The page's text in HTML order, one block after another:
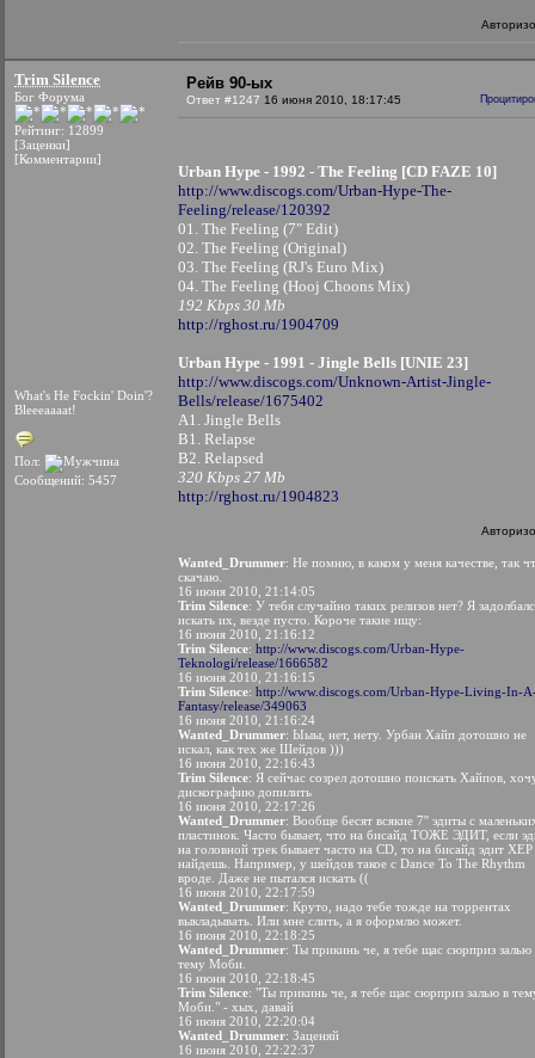
Trim Silence
Бог Форума
Рейтинг: 12899
[Заценки]
[Комментарии]
What's He Fockin' Doin'?
Bleeeaaaat!
Пол:
Сообщений: 5457
Рейв 90-ых
Ответ #1247 16 июня 2010, 18:17:45
Urban Hype - 1992 - The Feeling [CD FAZE 10]
http://www.discogs.com/Urban-Hype-The-
Feeling/release/120392
01. The Feeling (7" Edit)
02. The Feeling (Original)
03. The Feeling (RJ's Euro Mix)
04. The Feeling (Hooj Choons Mix)
192 Kbps 30 Mb
http://rghost.ru/1904709
Urban Hype - 1991 - Jingle Bells [UNIE 23]
http://www.discogs.com/Unknown-Artist-Jingle-
Bells/release/1675402
A1. Jingle Bells
B1. Relapse
B2. Relapsed
320 Kbps 27 Mb
http://rghost.ru/1904823
Wanted_Drummer: Не помню, в каком у меня качестве, так
скачаю.
16 июня 2010, 21:14:05
Trim Silence: У тебя случайно таких релизов нет? Я
искать их, везде пусто. Короче такие ищу:
16 июня 2010, 21:16:12
Trim Silence: http://www.discogs.com/Urban-Hype-
Teknologi/release/1666582
16 июня 2010, 21:16:15
Trim Silence: http://www.discogs.com/Urban-Hype-Living-In-
Fantasy/release/349063
16 июня 2010, 21:16:24
Wanted_Drummer: Ыыы, нет, нету. Урбан Хайп дотошно не
искал, как тех же Шейдов )))
16 июня 2010, 22:16:43
Trim Silence: Я сейчас созрел дотошно поискать Хайпов,
дискографию допилить
16 июня 2010, 22:17:26
Wanted_Drummer: Вообще бесят всякие 7'' эдиты с
пластинок. Часто бывает, что на бисайд ТОЖЕ ЭДИТ, если
на головной трек бывает часто на CD, то на бисайд эдит ХЕР
найдешь. Например, у шейдов такое с Dance To The Rhythm
вроде. Даже не пытался искать ((
16 июня 2010, 22:17:59
Wanted_Drummer: Круто, надо тебе тожде на торрентах
выкладывать. Или мне слить, а я оформлю может.
16 июня 2010, 22:18:25
Wanted_Drummer: Ты прикинь че, я тебе щас сюрприз залью
тему Моби.
16 июня 2010, 22:18:45
Trim Silence: "Ты прикинь че, я тебе щас сюрприз залью в
Моби." - хых, давай
16 июня 2010, 22:20:04
Wanted_Drummer: Заценяй
16 июня 2010, 22:22:37